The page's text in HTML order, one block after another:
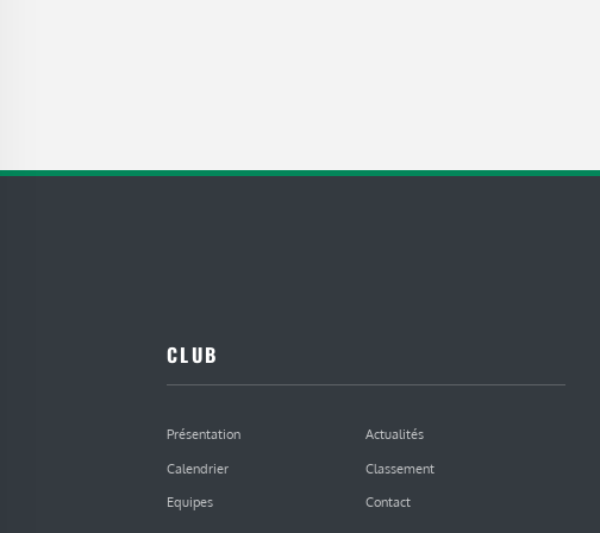
CLUB
Présentation
Actualités
Calendrier
Classement
Equipes
Contact